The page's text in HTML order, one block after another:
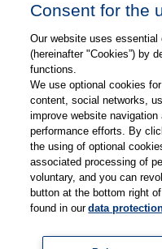
Karriere
Kontakt
Web-Semniare
Anwenderberichte
Partner
Consent for the
Our website uses
(hereinafter "Cookies”) by
functions.
We use optional cookies
content, social networks,
improve website navigation
performance efforts. By
the using of optional
associated processing of
voluntary, and you can
button at the bottom right
found in ourdata